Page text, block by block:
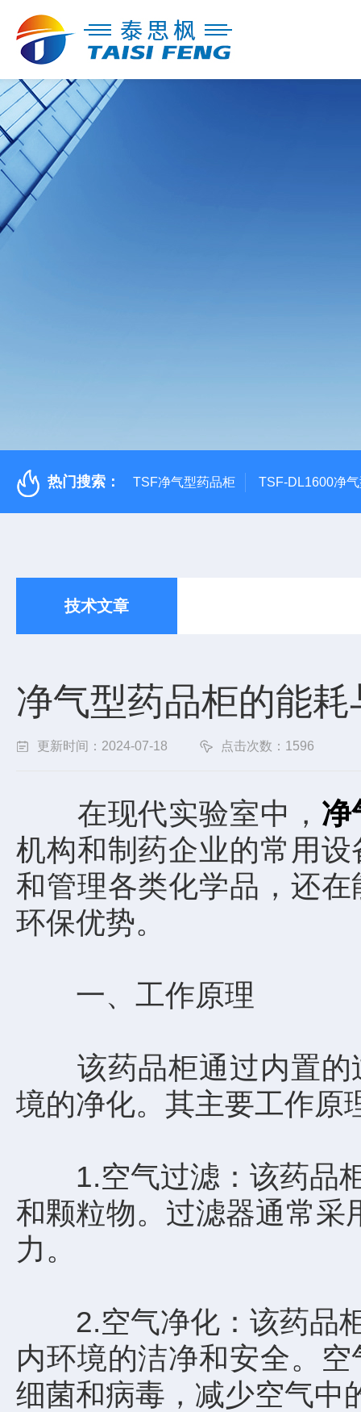
热门搜索： TSF净气型药品柜 TSF-DL1600净
技术文章
净气型药品柜的能
更新时间：2024-07-18 点击次数：1596
在现代实验室中， 净
机构和制药企业的常用
和管理各类化学品，还
环保优势。
一、工作原理
该药品柜通过内置的
境的净化。其主要工作原
1.空气过滤：该药品柜
和颗粒物。过滤器通常采
力。
2.空气净化：该药品柜
内环境的洁净和安全。
细菌和病毒，减少空气中